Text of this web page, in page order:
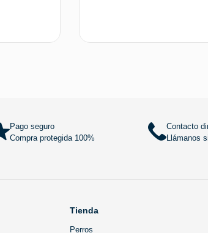
Pago seguro
Compra protegida 100%
Contacto
Llámanos
Tienda
Perros